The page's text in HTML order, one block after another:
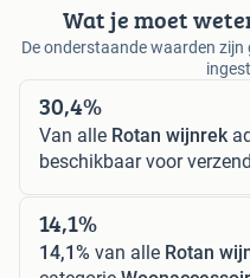
Wat je moet
De onderstaande waarden
30,4%
Van alle Rotan wijnrek
beschikbaar voor
14,1%
14,1% van alle Rotan